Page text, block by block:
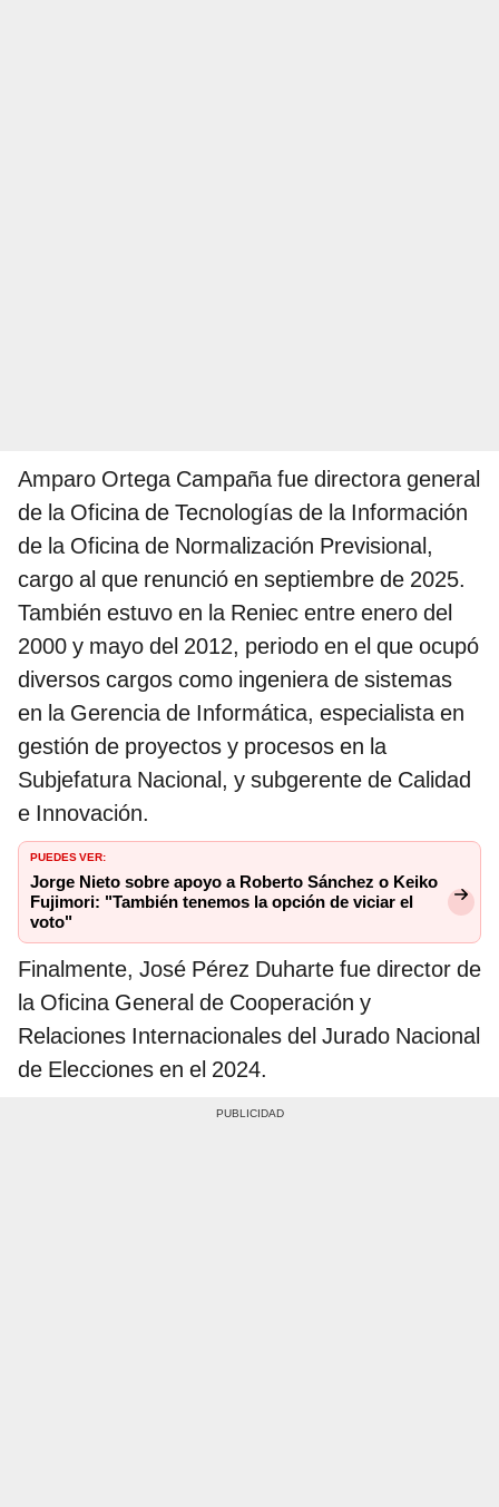
Amparo Ortega Campaña fue directora general
de la Oficina de Tecnologías de la Información
de la Oficina de Normalización Previsional,
cargo al que renunció en septiembre de 2025.
También estuvo en la Reniec entre enero del
2000 y mayo del 2012, periodo en el que ocupó
diversos cargos como ingeniera de sistemas
en la Gerencia de Informática, especialista en
gestión de proyectos y procesos en la
Subjefatura Nacional, y subgerente de Calidad
e Innovación.
PUEDES VER:
Jorge Nieto sobre apoyo a Roberto Sánchez o Keiko
Fujimori: "También tenemos la opción de viciar el
voto"
Finalmente, José Pérez Duharte fue director de
la Oficina General de Cooperación y
Relaciones Internacionales del Jurado Nacional
de Elecciones en el 2024.